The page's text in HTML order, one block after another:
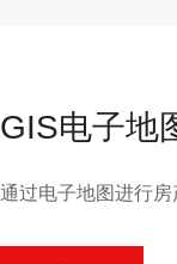
GIS电子地
通过电子地图进行房